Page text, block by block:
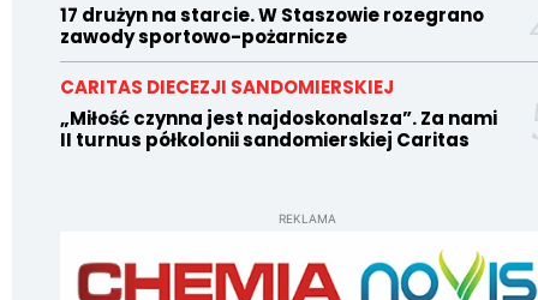
17 drużyn na starcie. W Staszowie rozegrano
zawody sportowo-pożarnicze
CARITAS DIECEZJI SANDOMIERSKIEJ
„Miłość czynna jest najdoskonalsza”. Za nami
II turnus półkolonii sandomierskiej Caritas
REKLAMA